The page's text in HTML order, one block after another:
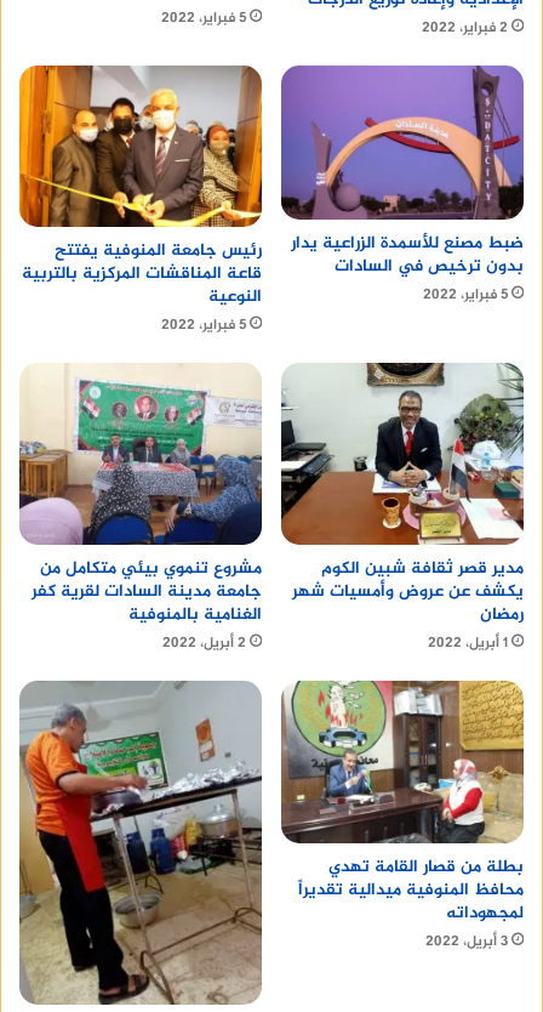
2 فبراير، 2022 5 فبراير، 2022
ضبط مصنع للأسمدة الزراعية يدار
بدون ترخيص في السادات
5 فبراير، 2022
رئيس جامعة المنوفية يفتتح
قاعة المناقشات المركزية بالتربية
النوعية
5 فبراير، 2022
مدير قصر ثقافة شبين الكوم
يكشف عن عروض وأمسيات شهر
رمضان
1 أبريل، 2022
مشروع تنموي بيئي متكامل من
جامعة مدينة السادات لقرية كفر
الغنامية بالمنوفية
2 أبريل، 2022
بطلة من قصار القامة تهدي
محافظ المنوفية ميدالية تقديراً
لمجهوداته
3 أبريل، 2022